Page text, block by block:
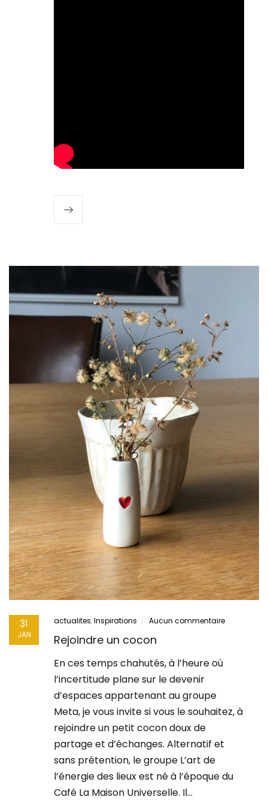
31
JAN
actualites,Inspirations Aucun commentaire
Rejoindre un cocon
En ces temps chahutés, à l’heure où
l’incertitude plane sur le devenir
d’espaces appartenant au groupe
Meta, je vous invite si vous le souhaitez, à
rejoindre un petit cocon doux de
partage et d’échanges. Alternatif et
sans prétention, le groupe L’art de
l’énergie des lieux est né à l’époque du
Café La Maison Universelle. Il…